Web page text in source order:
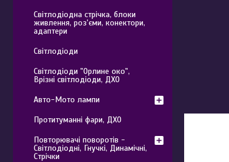
Світлодіодна стрічка, блоки
живлення, роз'єми, конектори,
адаптери
Світлодіоди
Світлодіоди "Орлине око",
Врізні світлодіоди, ДХО
Авто-Мото лампи
Протитуманні фари, ДХО
Повторювачі поворотів -
Світлодіодні, Гнучкі, Динамічні,
Стрічки